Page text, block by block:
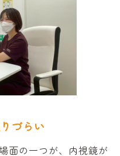
づらい
面の一つが、内視鏡が